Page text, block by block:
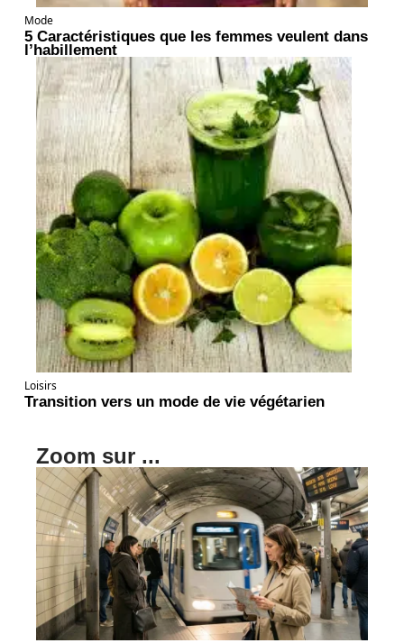
Mode
5 Caractéristiques que les femmes veulent dans
l’habillement
Loisirs
Transition vers un mode de vie végétarien
Zoom sur ...